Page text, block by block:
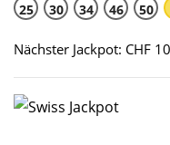
25 30 34 46 50
Nächster Jackpot: CHF